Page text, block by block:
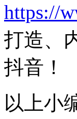
https://
打造、
抖音！
以上小